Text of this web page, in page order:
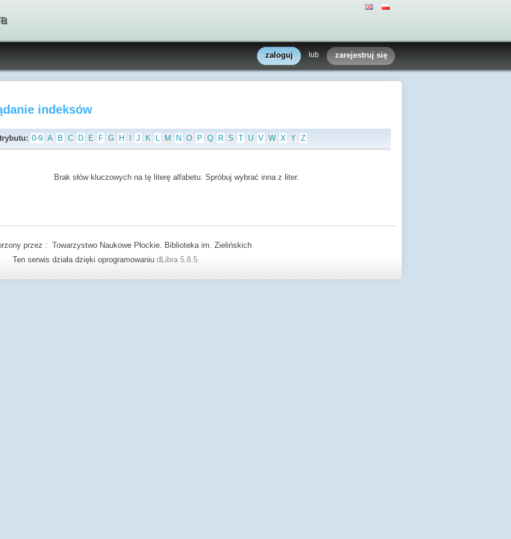
zaloguj lub zarejestruj się
indeksów
0-9 A B C D E F G H J K L M N O P Q R S T U V W X Y Z
Brak słów kluczowych na tę literę alfabetu. Spróbuj wybrać inna z liter.
przez : Towarzystwo Naukowe Płockie. Biblioteka im. Zielińskich
Ten serwis działa dzięki oprogramowaniu dLibra 5.8.5